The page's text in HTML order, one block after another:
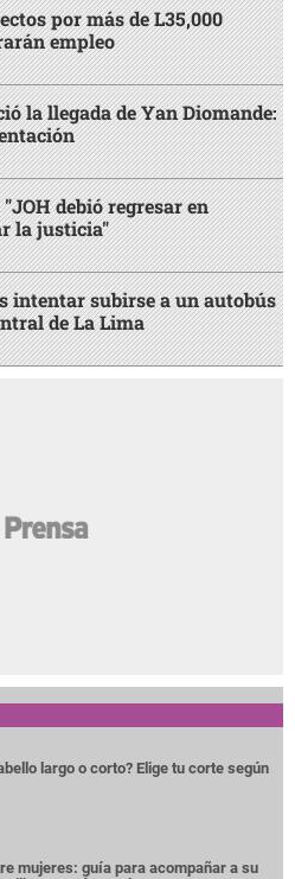
por más de L35,000
empleo
la llegada de Yan Diomande:
debió regresar en
la justicia"
intentar subirse a un autobús
de La Lima
largo o corto? Elige tu corte según
mujeres: guía para acompañar a su